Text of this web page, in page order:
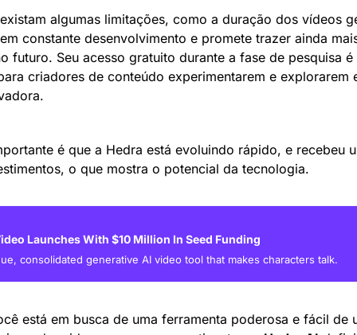
constante desenvolvimento e promete trazer ainda
futuro. Seu acesso gratuito durante a fase de pesquisa é
criadores de conteúdo experimentarem e explorarem
é que a Hedra está evoluindo rápido, e recebeu
o que mostra o potencial da tecnologia.
Launches With $10 Million In Seed Funding
consolidated generative AI video tool that makes characters talk.
está em busca de uma ferramenta poderosa e fácil de